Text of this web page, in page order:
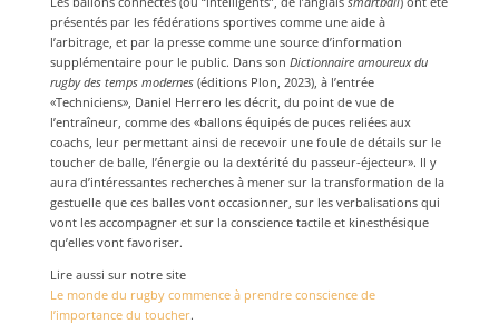
présentés par les fédérations sportives comme une aide à
l’arbitrage, et par la presse comme une source d’information
supplémentaire pour le public. Dans son Dictionnaire amoureux du
rugby des temps modernes(éditions Plon, 2023), à l’entrée
«Techniciens», Daniel Herrero les décrit, du point de vue de
l’entraîneur, comme des «ballons équipés de puces reliées aux
coachs, leur permettant ainsi de recevoir une foule de détails sur le
toucher de balle, l’énergie ou la dextérité du passeur-éjecteur». Il y
aura d’intéressantes recherches à mener sur la transformation de la
gestuelle que ces balles vont occasionner, sur les verbalisations qui
vont les accompagner et sur la conscience tactile et kinesthésique
qu’elles vont favoriser.
Lire aussi sur notre site
Le monde du rugby commence à prendre conscience de
l’importance du toucher.